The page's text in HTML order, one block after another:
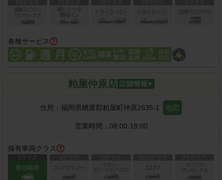
各種サービス
粕屋仲原店
住所： 福岡県糟屋郡粕屋町仲原2635-1 地図
営業時間： 08:00-19:00
保有車両クラス